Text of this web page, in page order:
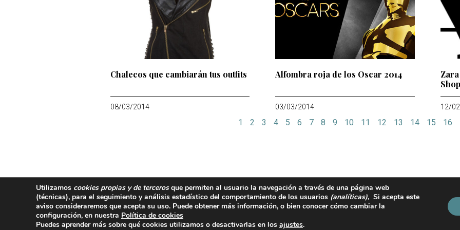
Chalecos que cambiarán tus outfits
08/03/2014
Alfombra roja de los Oscar 2014
03/03/2014 12/
1 2 3 4 5 6 7 8 9 10 11 12 13 14 15 16
667 749 479 ralguacil@tevisto.com
Aviso legal Política de privacidad
Utilizamos cookies propias y de tercerosque permiten al usuario la navegación a través de una página web
(técnicas), para el seguimiento y análisis estadístico del comportamiento de los usuarios (analíticas), Si acepta este
aviso consideraremos que acepta su uso. Puede obtener más información, o bien conocer cómo cambiar la
configuración, en nuestra Política de cookies
Puedes aprender más sobre qué cookies utilizamos o desactivarlas en los ajustes.